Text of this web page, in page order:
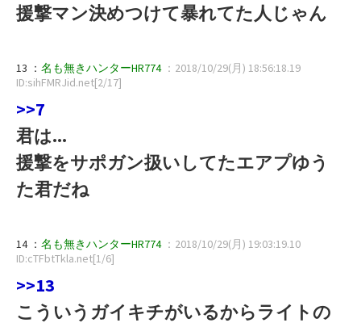
援撃マン決めつけて暴れてた人じゃん
13 ： 名も無きハンターHR774 ：2018/10/29(月) 18:56:18.19
ID:sihFMRJid.net[2/17]
>>7
君は...
援撃をサポガン扱いしてたエアプゆう
た君だね
14 ： 名も無きハンターHR774 ：2018/10/29(月) 19:03:19.10
ID:cTFbtTkla.net[1/6]
>>13
こういうガイキチがいるからライトの